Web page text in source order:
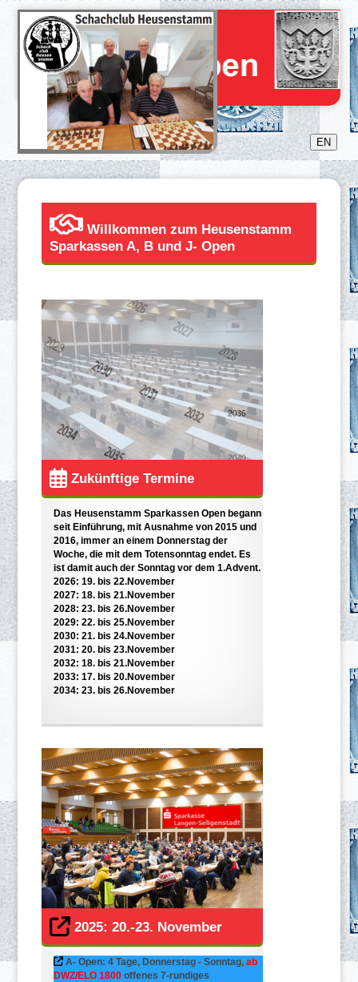
EN
Willkommen zum Heusenstamm
Sparkassen A, B und J- Open
Zukünftige Termine
Das Heusenstamm Sparkassen Open begann
seit Einführung, mit Ausnahme von 2015 und
2016, immer an einem Donnerstag der
Woche, die mit dem Totensonntag endet. Es
ist damit auch der Sonntag vor dem 1.Advent.
2026: 19. bis 22.November
2027: 18. bis 21.November
2028: 23. bis 26.November
2029: 22. bis 25.November
2030: 21. bis 24.November
2031: 20. bis 23.November
2032: 18. bis 21.November
2033: 17. bis 20.November
2034: 23. bis 26.November
2025: 20.-23. November
A- Open: 4 Tage, Donnerstag - Sonntag,ab
DWZ/ELO 1800 offenes 7-rundiges